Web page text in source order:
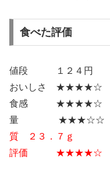
食べた評価
値段 １２４円
おいしさ ★★★★☆
食感 ★★★★☆
量 ★★★☆☆
質 ２３．７ｇ
評価 ★★★★☆